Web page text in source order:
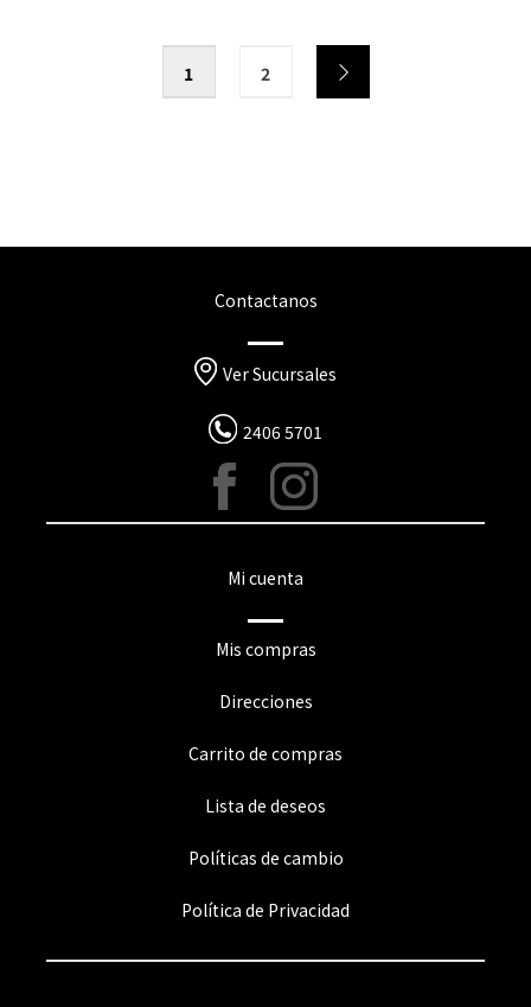
1 2
Contactanos
Ver Sucursales
2406 5701
Mi cuenta
Mis compras
Direcciones
Carrito de compras
Lista de deseos
Políticas de cambio
Política de Privacidad